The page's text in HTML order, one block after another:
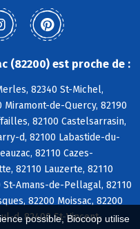
possible, Biocoop utilise
(82200) est proche de :
82340 St-Michel,
Miramont-de-Quercy, 82190
82100 Castelsarrasin,
d, 82100 Labastide-du-
82110 Cazes-
82110 Lauzerte, 82110
Amans-de-Pellagal, 82110
82200 Moissac, 82200
d, 82400 St-Vincent-